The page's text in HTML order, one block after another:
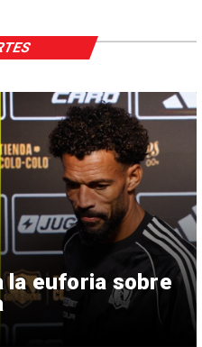
la euforia sobre